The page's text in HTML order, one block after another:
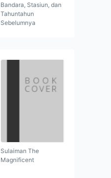
Bandara, Stasiun, dan
Tahuntahun
Sebelumnya
Sulaiman The
Magnificent